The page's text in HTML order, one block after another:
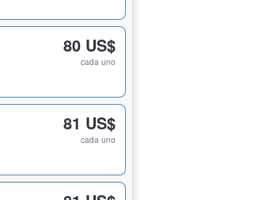
80 US$
cada uno
81 US$
cada uno